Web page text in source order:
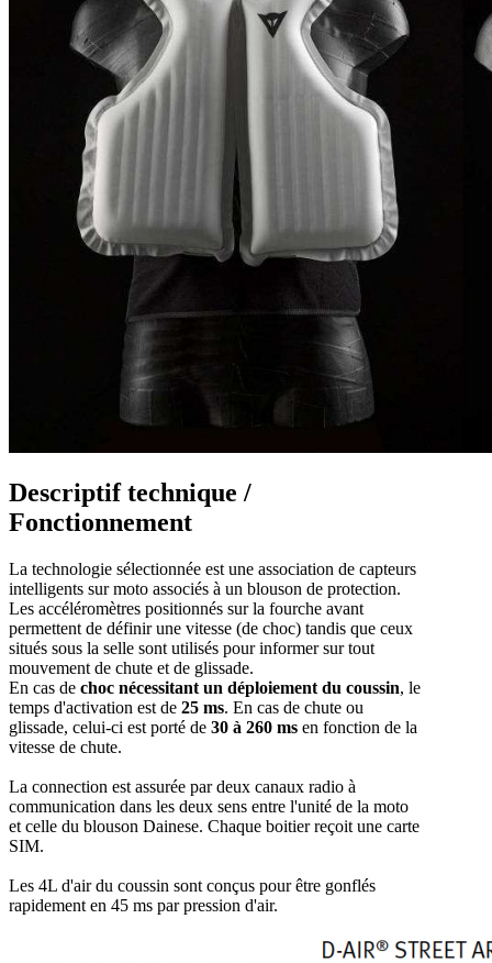
Descriptif technique /
Fonctionnement
La technologie sélectionnée est une association de capteurs
intelligents sur moto associés à un blouson de protection.
Les accéléromètres positionnés sur la fourche avant
permettent de définir une vitesse (de choc) tandis que ceux
situés sous la selle sont utilisés pour informer sur tout
mouvement de chute et de glissade.
En cas de choc nécessitant un déploiement du coussin, le
temps d'activation est de 25 ms. En cas de chute ou
glissade, celui-ci est porté de 30 à 260 ms en fonction de la
vitesse de chute.
La connection est assurée par deux canaux radio à
communication dans les deux sens entre l'unité de la moto
et celle du blouson Dainese. Chaque boitier reçoit une carte
SIM.
Les 4L d'air du coussin sont conçus pour être gonflés
rapidement en 45 ms par pression d'air.